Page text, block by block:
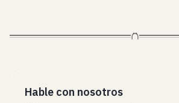
Hable con nosotros